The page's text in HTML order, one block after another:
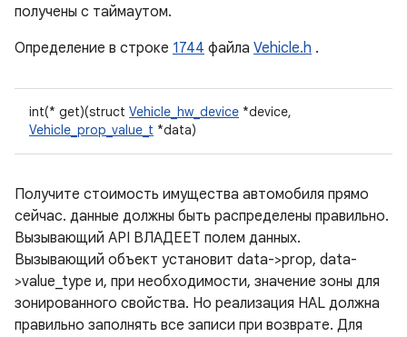
получены с таймаутом.
Определение в строке 1744 файла Vehicle.h .
int(* get)(struct Vehicle_hw_device *device,
Vehicle_prop_value_t *data)
Получите стоимость имущества автомобиля прямо
сейчас. данные должны быть распределены правильно.
Вызывающий API ВЛАДЕЕТ полем данных.
Вызывающий объект установит data->prop, data-
>value_type и, при необходимости, значение зоны для
зонированного свойства. Но реализация HAL должна
правильно заполнять все записи при возврате. Для